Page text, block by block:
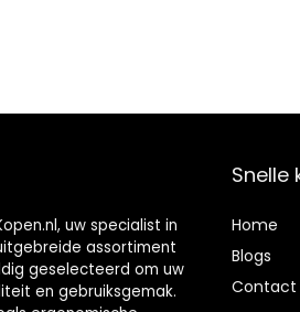
uw specialist in
assortiment
geselecteerd om uw
en gebruiksgemak.
Snelle
Home
Blogs
Contact